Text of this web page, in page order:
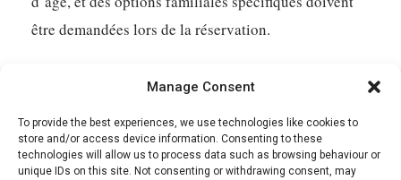
Manage Consent
To provide the best experiences, we use technologies like cookies to
store and/or access device information. Consenting to these
technologies will allow us to process data such as browsing behaviour or
unique IDs on this site. Not consenting or withdrawing consent, may
être demandées lors de la réservation.
Qu’est-ce qui rend ces sports d’aventure des
L’aspect luxe vient des affrètements privés, de
l’accès exclusif aux meilleurs endroits, de